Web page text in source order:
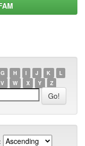
G H I J K
L
V W X Y Z